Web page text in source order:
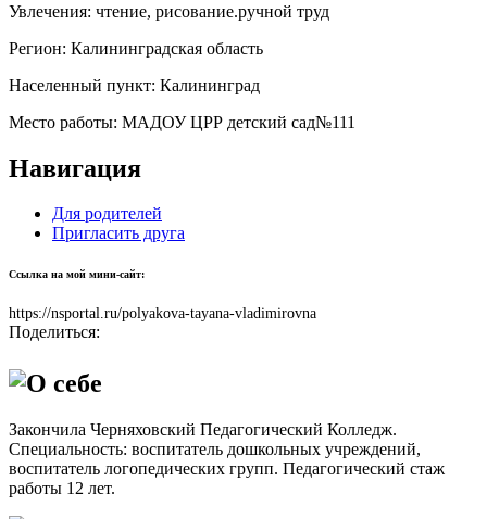
Увлечения: чтение, рисование.ручной труд
Регион: Калининградская область
Населенный пункт: Калининград
Место работы: МАДОУ ЦРР детский сад№111
Навигация
Для родителей
Пригласить друга
Ссылка на мой мини-сайт:
https://nsportal.ru/polyakova-tayana-vladimirovna
Поделиться:
О себе
Закончила Черняховский Педагогический Колледж.
Специальность: воспитатель дошкольных учреждений,
воспитатель логопедических групп. Педагогический стаж
работы 12 лет.